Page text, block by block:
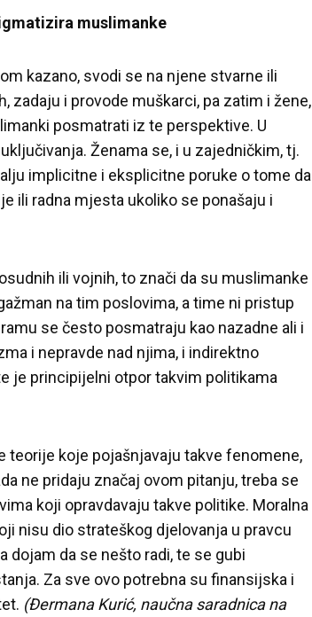
muslimanke
kazano, svodi se na njene stvarne ili
zadaju i provode muškarci, pa zatim i žene,
posmatrati iz te perspektive. U
Ženama se, i u zajedničkim, tj.
implicitne i eksplicitne poruke o tome da
ili radna mjesta ukoliko se ponašaju i
ili vojnih, to znači da su muslimanke
na tim poslovima, a time ni pristup
se često posmatraju kao nazadne ali i
i nepravde nad njima, i indirektno
je principijelni otpor takvim politikama
teorije koje pojašnjavaju takve fenomene,
ne pridaju značaj ovom pitanju, treba se
koji opravdavaju takve politike. Moralna
nisu dio strateškog djelovanja u pravcu
dojam da se nešto radi, te se gubi
Za sve ovo potrebna su finansijska i
(Đermana Kurić, naučna saradnica na